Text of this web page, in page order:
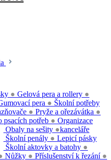
● Gelová pera a rollery ●
pera ●
● Pryže a ořezávátka ●
psacích potřeb ●
Školní potřeby
Obaly na sešity ●
Školní penály ●
Školní aktovky a batohy ●
Nůžky ● Příslušenství k řezání ●
Organizace
kanceláře
Lepicí pásky